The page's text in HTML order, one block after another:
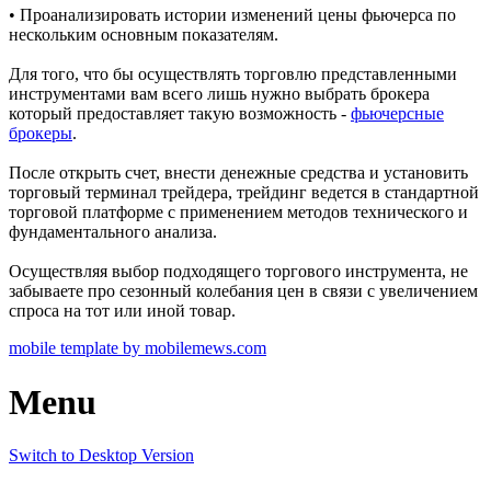
• Проанализировать истории изменений цены фьючерса по
нескольким основным показателям.
Для того, что бы осуществлять торговлю представленными
инструментами вам всего лишь нужно выбрать брокера
который предоставляет такую возможность - фьючерсные
брокеры.
После открыть счет, внести денежные средства и установить
торговый терминал трейдера, трейдинг ведется в стандартной
торговой платформе с применением методов технического и
фундаментального анализа.
Осуществляя выбор подходящего торгового инструмента, не
забываете про сезонный колебания цен в связи с увеличением
спроса на тот или иной товар.
mobile template by mobilemews.com
Menu
Switch to Desktop Version